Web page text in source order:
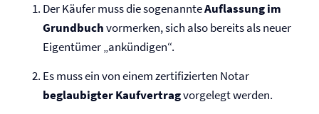
Der Käufer muss die sogenannteAuflassung im
Grundbuchvormerken, sich also bereits als neuer
Eigentümer „ankündigen“.
Es muss ein von einem zertifizierten Notar
beglaubigter Kaufvertragvorgelegt werden.